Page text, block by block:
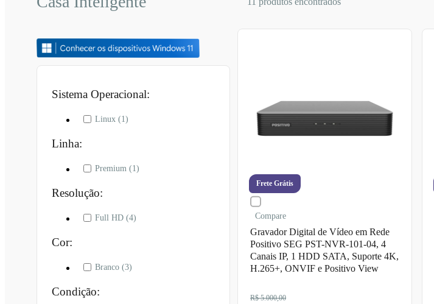
Sistema Operacional:
Linux (1)
Linha:
Premium (1)
Resolução:
Full HD (4)
Cor:
Branco (3)
Condição:
Frete Grátis
Compare
Gravador Digital de Vídeo em Rede
Positivo SEG PST-NVR-101-04, 4
Canais IP, 1 HDD SATA, Suporte 4K,
H.265+, ONVIF e Positivo View
R$ 5.000,00